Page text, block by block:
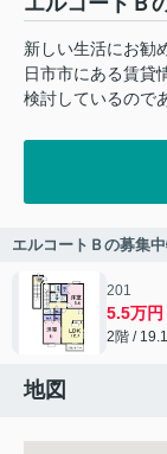
新しい生活にお勧
日市市にある賃貸
検討しているので
エルコートＢの募集
201
5.5万円
2階 /
地図